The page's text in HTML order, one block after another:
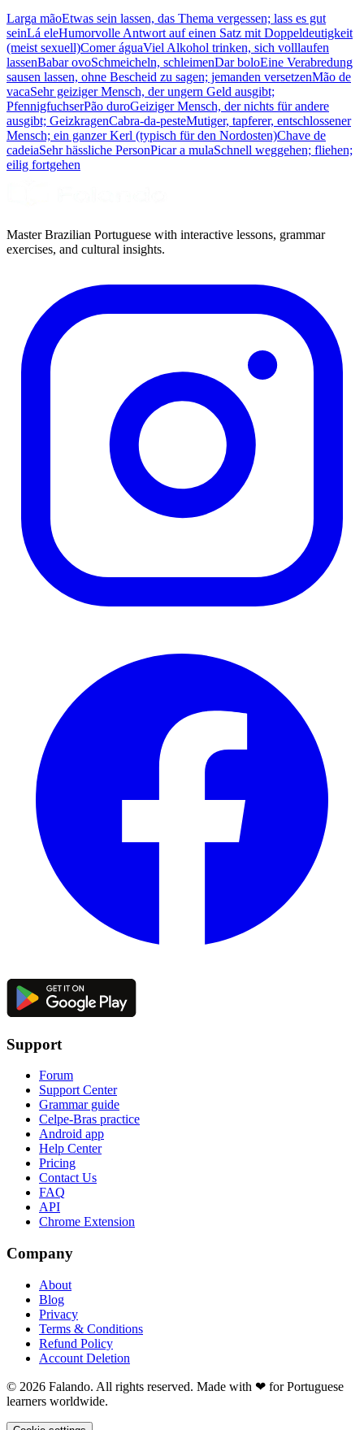
Larga mãoEtwas sein lassen, das Thema vergessen; lass es gut
seinLá eleHumorvolle Antwort auf einen Satz mit Doppeldeutigkeit
(meist sexuell)Comer águaViel Alkohol trinken, sich volllaufen
lassenBabar ovoSchmeicheln, schleimenDar boloEine Verabredung
sausen lassen, ohne Bescheid zu sagen; jemanden versetzenMão de
vacaSehr geiziger Mensch, der ungern Geld ausgibt;
PfennigfuchserPão duroGeiziger Mensch, der nichts für andere
ausgibt; GeizkragenCabra-da-pesteMutiger, tapferer, entschlossener
Mensch; ein ganzer Kerl (typisch für den Nordosten)Chave de
cadeiaSehr hässliche PersonPicar a mulaSchnell weggehen; fliehen;
eilig fortgehen
Master Brazilian Portuguese with interactive lessons, grammar
exercises, and cultural insights.
Support
Forum
Support Center
Grammar guide
Celpe-Bras practice
Android app
Help Center
Pricing
Contact Us
FAQ
API
Chrome Extension
Company
About
Blog
Privacy
Terms & Conditions
Refund Policy
Account Deletion
© 2026 Falando. All rights reserved. Made with ❤ for Portuguese
learners worldwide.